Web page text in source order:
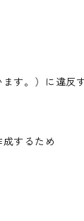
す。）に違反
するため